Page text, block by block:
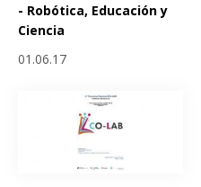
- Robótica, Educación y
Ciencia
01.06.17